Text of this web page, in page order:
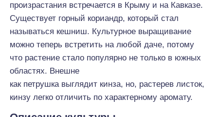
произрастания встречается в Крыму и на Кавказе.
Существует горный кориандр, который стал
называться кешниш. Культурное выращивание
можно теперь встретить на любой даче, потому
что растение стало популярно не только в южных
областях. Внешне
как петрушка выглядит кинза, но, растерев листок,
кинзу легко отличить по характерному аромату.